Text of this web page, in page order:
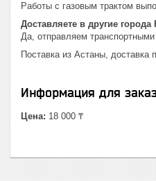
Работы с газовым трактом
Доставляете в другие города
Да, отправляем
Поставка из Астаны, доставка
Информация для
Цена: 18 000 ₸